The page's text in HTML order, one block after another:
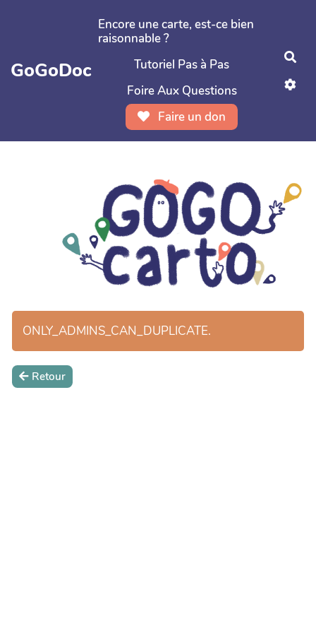
Aller au contenu principal
GoGoDoc
Encore une carte, est-ce bien
raisonnable ?
Tutoriel Pas à Pas
Foire Aux Questions
Faire un don
ONLY_ADMINS_CAN_DUPLICATE.
Retour